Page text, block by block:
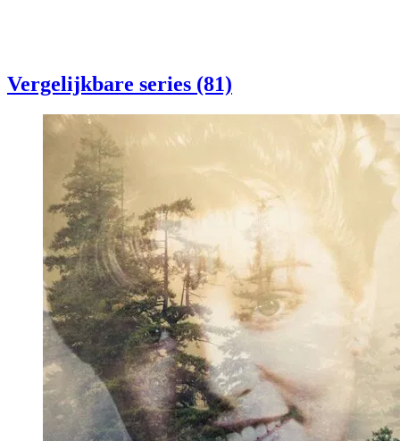
Vergelijkbare series (81)